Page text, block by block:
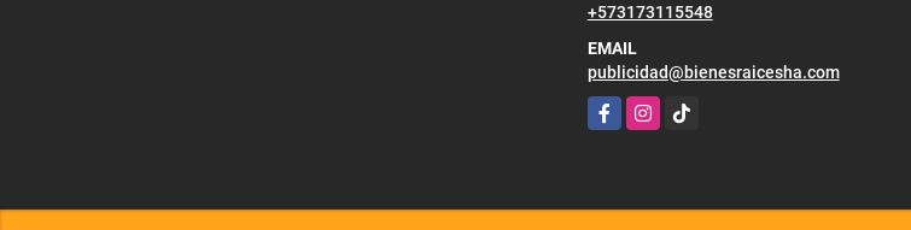
+573173115548
EMAIL
publicidad@bienesraicesha.com
FacebookInstagram
TikTok